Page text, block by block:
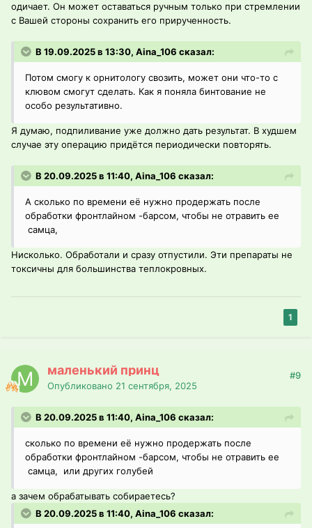
одичает. Он может оставаться ручным только при стремлении
с Вашей стороны сохранить его прирученность.
В 19.09.2025 в 13:30, Aina_106 сказал:
Потом смогу к орнитологу свозить, может они что-то с
клювом смогут сделать. Как я поняла бинтование не
особо результативно.
Я думаю, подпиливание уже должно дать результат. В худшем
случае эту операцию придётся периодически повторять.
В 20.09.2025 в 11:40, Aina_106 сказал:
А сколько по времени её нужно продержать после
обработки фронтлайном -барсом, чтобы не отравить ее
самца,
Нисколько. Обработали и сразу отпустили. Эти препараты не
токсичны для большинства теплокровных.
1
маленький принц
Опубликовано 21 сентября, 2025
#9
В 20.09.2025 в 11:40, Aina_106 сказал:
сколько по времени её нужно продержать после
обработки фронтлайном -барсом, чтобы не отравить ее
самца, или других голубей
а зачем обрабатывать собираетесь?
В 20.09.2025 в 11:40, Aina_106 сказал: